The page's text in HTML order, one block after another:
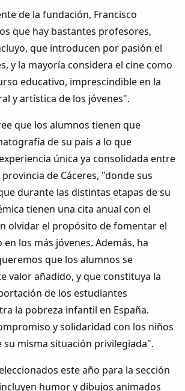
de la fundación, Francisco
que hay bastantes profesores,
que introducen por pasión el
y la mayoría considera el cine como
educativo, imprescindible en la
y artística de los jóvenes".
que los alumnos tienen que
de su país a lo que
única ya consolidada entre
de Cáceres, "donde sus
durante las distintas etapas de su
tienen una cita anual con el
olvidar el propósito de fomentar el
los más jóvenes. Además, ha
que los alumnos se
valor añadido, y que constituya la
de los estudiantes
la pobreza infantil en España.
y solidaridad con los niños
su misma situación privilegiada".
este año para la sección
humor y dibujos animados